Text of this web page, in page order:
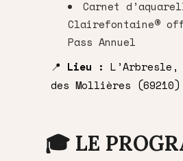
Carnet
Clairefontaine®
Pass Annuel
📍 Lieu :
des Mollières (69210)
🎓 LE